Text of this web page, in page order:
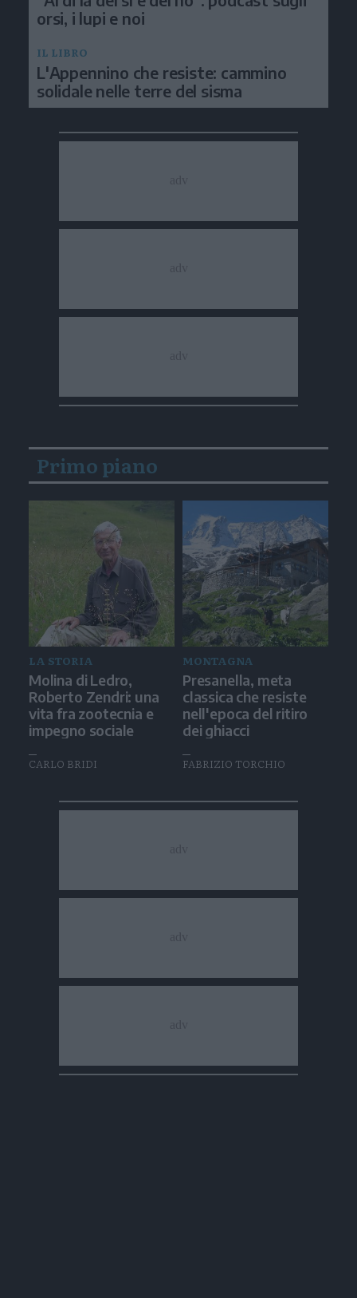
orsi, i lupi e noi
IL LIBRO
L'Appennino che resiste: cammino
solidale nelle terre del sisma
Primo piano
LA STORIA
Molina di Ledro,
Roberto Zendri: una
vita fra zootecnia e
impegno sociale
CARLO BRIDI
MONTAGNA
Presanella, meta
classica che resiste
nell'epoca del ritiro
dei ghiacci
FABRIZIO TORCHIO